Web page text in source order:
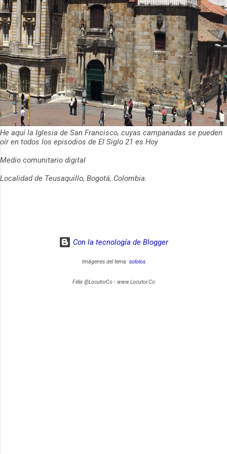
He aquí la Iglesia de San Francisco, cuyas campanadas se pueden
oír en todos los episodios de El Siglo 21 es Hoy
Medio comunitario digital
Localidad de Teusaquillo, Bogotá, Colombia.
Con la tecnología de Blogger
Imágenes del tema: sololos
Félix @LocutorCo - www.Locutor.Co